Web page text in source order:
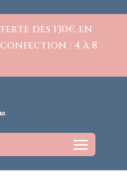
dès 130€ en
: 4 à 8